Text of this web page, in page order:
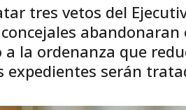
tres vetos del
abandonaran
la ordenanza que
serán